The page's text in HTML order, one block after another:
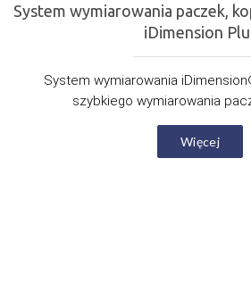
System wymiarowania paczek,
iDimension
System wymiarowania
szybkiego wymiarowania
Więcej